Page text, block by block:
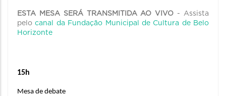
ESTA MESA SERÁ TRANSMITIDA AO VIVO - Assista
pelocanal da Fundação Municipal de Cultura de Belo
Horizonte
15h
Mesa de debate